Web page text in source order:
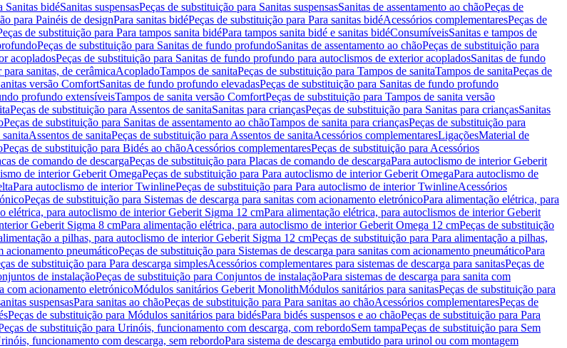
Sanitas bidéSanitas suspensasPeças de substituição para Sanitas suspensasSanitas de assentamento ao chãoPeças de
para Painéis de designPara sanitas bidéPeças de substituição para Para sanitas bidéAcessórios complementaresPeças de
de substituição para Para tampos sanita bidéPara tampos sanita bidé e sanitas bidéConsumíveisSanitas e tampos de
Peças de substituição para Sanitas de fundo profundoSanitas de assentamento ao chãoPeças de substituição para
acopladosPeças de substituição para Sanitas de fundo profundo para autoclismos de exterior acopladosSanitas de fundo
sanitas, de cerâmicaAcopladoTampos de sanitaPeças de substituição para Tampos de sanitaTampos de sanitaPeças de
versão ComfortSanitas de fundo profundo elevadasPeças de substituição para Sanitas de fundo profundo
profundo extensíveisTampos de sanita versão ComfortPeças de substituição para Tampos de sanita versão
Peças de substituição para Assentos de sanitaSanitas para criançasPeças de substituição para Sanitas para criançasSanitas
Peças de substituição para Sanitas de assentamento ao chãoTampos de sanita para criançasPeças de substituição para
Assentos de sanitaPeças de substituição para Assentos de sanitaAcessórios complementaresLigaçõesMaterial de
Peças de substituição para Bidés ao chãoAcessórios complementaresPeças de substituição para Acessórios
de comando de descargaPeças de substituição para Placas de comando de descargaPara autoclismo de interior Geberit
de interior Geberit OmegaPeças de substituição para Para autoclismo de interior Geberit OmegaPara autoclismo de
Para autoclismo de interior TwinlinePeças de substituição para Para autoclismo de interior TwinlineAcessórios
Peças de substituição para Sistemas de descarga para sanitas com acionamento eletrónicoPara alimentação elétrica, para
elétrica, para autoclismo de interior Geberit Sigma 12 cmPara alimentação elétrica, para autoclismos de interior Geberit
Geberit Sigma 8 cmPara alimentação elétrica, para autoclismo de interior Geberit Omega 12 cmPeças de substituição
a pilhas, para autoclismo de interior Geberit Sigma 12 cmPeças de substituição para Para alimentação a pilhas,
acionamento pneumáticoPeças de substituição para Sistemas de descarga para sanitas com acionamento pneumáticoPara
de substituição para Para descarga simplesAcessórios complementares para sistemas de descarga para sanitasPeças de
de instalaçãoPeças de substituição para Conjuntos de instalaçãoPara sistemas de descarga para sanita com
com acionamento eletrónicoMódulos sanitários Geberit MonolithMódulos sanitários para sanitasPeças de substituição para
suspensasPara sanitas ao chãoPeças de substituição para Para sanitas ao chãoAcessórios complementaresPeças de
Peças de substituição para Módulos sanitários para bidésPara bidés suspensos e ao chãoPeças de substituição para Para
de substituição para Urinóis, funcionamento com descarga, com rebordoSem tampaPeças de substituição para Sem
funcionamento com descarga, sem rebordoPara sistema de descarga embutido para urinol ou com montagem